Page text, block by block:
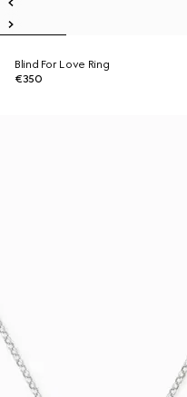
Blind For Love Ring
€350